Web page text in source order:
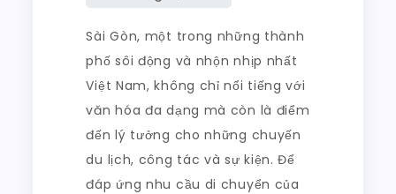
Sang
Trọng
Và
Tiện
Nghi
Sài Gòn, một trong những thành
phố sôi động và nhộn nhịp nhất
Việt Nam, không chỉ nổi tiếng với
văn hóa đa dạng mà còn là điểm
đến lý tưởng cho những chuyến
du lịch, công tác và sự kiện. Để
đáp ứng nhu cầu di chuyển của